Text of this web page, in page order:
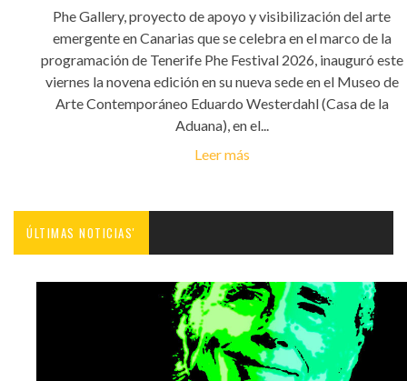
Phe Gallery, proyecto de apoyo y visibilización del arte
emergente en Canarias que se celebra en el marco de la
programación de Tenerife Phe Festival 2026, inauguró este
viernes la novena edición en su nueva sede en el Museo de
Arte Contemporáneo Eduardo Westerdahl (Casa de la
Aduana), en el...
Leer más
ÚLTIMAS NOTICIAS'